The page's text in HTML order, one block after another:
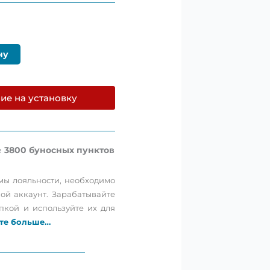
на установку
3800 буносных пунктов
лояльности, необходимо
аккаунт. Зарабатывайте
и используйте их для
больше…